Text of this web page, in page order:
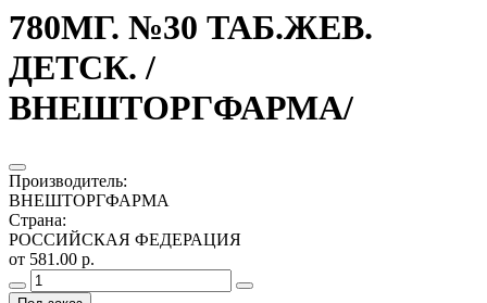
780МГ. №30 ТАБ.ЖЕВ.
ДЕТСК. /
ВНЕШТОРГФАРМА/
Производитель:
ВНЕШТОРГФАРМА
Страна:
РОССИЙСКАЯ ФЕДЕРАЦИЯ
от 581.00 р.